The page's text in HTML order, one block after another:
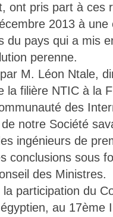
ont pris part à ces
2013 à une
du pays qui a mis
perenne.
M. Léon Ntale,
filière NTIC à la
des
notre Société
ingénieurs de
conclusions sous
des Ministres.
participation du
au 17ème